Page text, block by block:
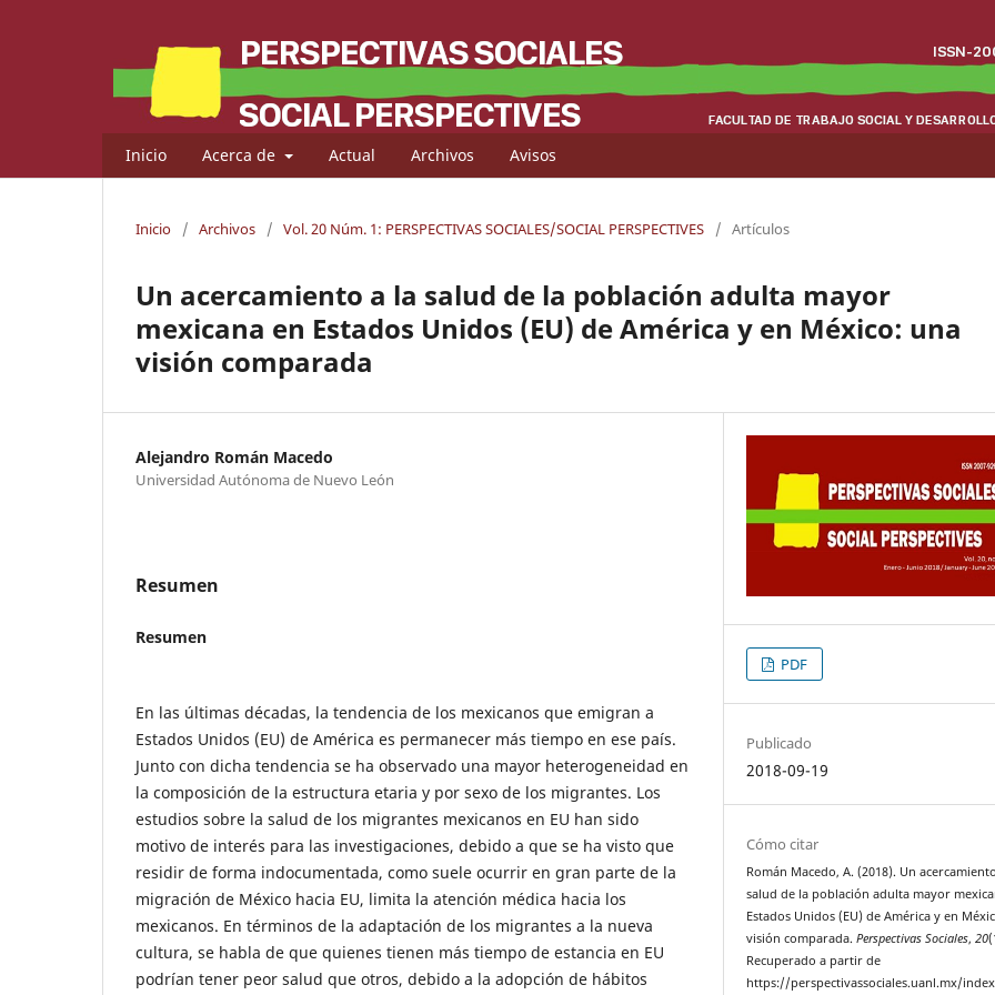
Inicio Acerca de Actual Archivos Avisos
Inicio / Archivos / Vol. 20 Núm. 1: PERSPECTIVAS SOCIALES/SOCIAL PERSPECTIVES / Artículos
Un acercamiento a la salud de la población adulta mayor
mexicana en Estados Unidos (EU) de América y en México: una
visión comparada
Alejandro Román Macedo
Universidad Autónoma de Nuevo León
Resumen
Resumen
En las últimas décadas, la tendencia de los mexicanos que emigran a
Estados Unidos (EU) de América es permanecer más tiempo en ese país.
Junto con dicha tendencia se ha observado una mayor heterogeneidad en
la composición de la estructura etaria y por sexo de los migrantes. Los
estudios sobre la salud de los migrantes mexicanos en EU han sido
motivo de interés para las investigaciones, debido a que se ha visto que
residir de forma indocumentada, como suele ocurrir en gran parte de la
migración de México hacia EU, limita la atención médica hacia los
mexicanos. En términos de la adaptación de los migrantes a la nueva
cultura, se habla de que quienes tienen más tiempo de estancia en EU
podrían tener peor salud que otros, debido a la adopción de hábitos
PDF
Publicado
2018-09-19
Cómo citar
Román Macedo, A. (2018). Un
salud de la población adulta mayor
Estados Unidos (EU) de América y en
visión comparada.Perspectivas Sociales,20
Recuperado a partir de
https://perspectivassociales.uanl.mx/